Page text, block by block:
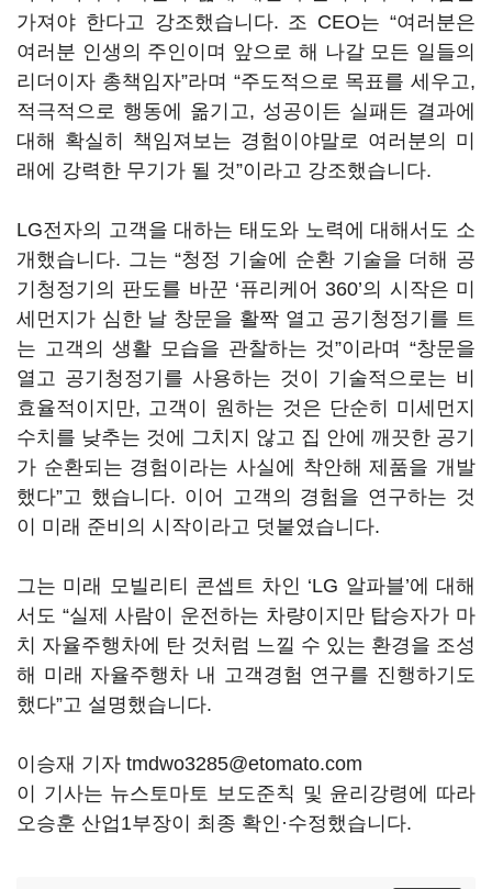
가져야 한다고 강조했습니다. 조 CEO는 “여러분은
여러분 인생의 주인이며 앞으로 해 나갈 모든 일들의
리더이자 총책임자”라며 “주도적으로 목표를 세우고,
적극적으로 행동에 옮기고, 성공이든 실패든 결과에
대해 확실히 책임져보는 경험이야말로 여러분의 미
래에 강력한 무기가 될 것”이라고 강조했습니다.
LG전자의 고객을 대하는 태도와 노력에 대해서도 소
개했습니다. 그는 “청정 기술에 순환 기술을 더해 공
기청정기의 판도를 바꾼 ‘퓨리케어 360’의 시작은 미
세먼지가 심한 날 창문을 활짝 열고 공기청정기를 트
는 고객의 생활 모습을 관찰하는 것”이라며 “창문을
열고 공기청정기를 사용하는 것이 기술적으로는 비
효율적이지만, 고객이 원하는 것은 단순히 미세먼지
수치를 낮추는 것에 그치지 않고 집 안에 깨끗한 공기
가 순환되는 경험이라는 사실에 착안해 제품을 개발
했다”고 했습니다. 이어 고객의 경험을 연구하는 것
이 미래 준비의 시작이라고 덧붙였습니다.
그는 미래 모빌리티 콘셉트 차인 ‘LG 알파블’에 대해
서도 “실제 사람이 운전하는 차량이지만 탑승자가 마
치 자율주행차에 탄 것처럼 느낄 수 있는 환경을 조성
해 미래 자율주행차 내 고객경험 연구를 진행하기도
했다”고 설명했습니다.
이승재 기자 tmdwo3285@etomato.com
이 기사는 뉴스토마토 보도준칙 및 윤리강령에 따라
오승훈 산업1부장이 최종 확인·수정했습니다.